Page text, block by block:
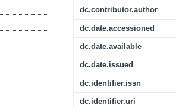
dc.contributor.author
dc.date.accessioned
dc.date.available
dc.date.issued
dc.identifier.issn
dc.identifier.uri